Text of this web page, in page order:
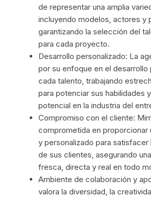
de representar una amplia
incluyendo modelos, actores y
garantizando la selección del
para cada proyecto.
Desarrollo personalizado: La
por su enfoque en el desarrollo
cada talento, trabajando
para potenciar sus habilidades
potencial en la industria del
Compromiso con el cliente:
comprometida en proporcionar
y personalizado para
de sus clientes, asegurando
fresca, directa y real en todo
Ambiente de colaboración y
valora la diversidad, la